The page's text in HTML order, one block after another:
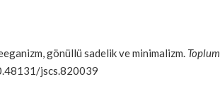
gönüllü sadelik ve minimalizm. Toplum
jscs.820039